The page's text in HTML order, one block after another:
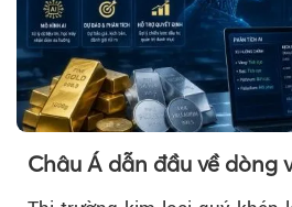
Châu Á dẫn đầu về dòng